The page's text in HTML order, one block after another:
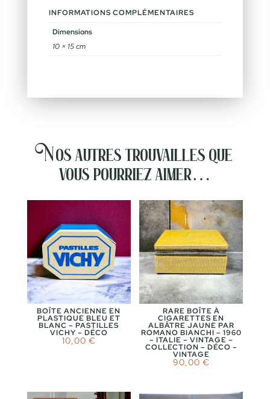
INFORMATIONS COMPLÉMENTAIRES
Dimensions
10 × 15 cm
Nos autres trouvailles que
vous pourriez aimer…
BOÎTE ANCIENNE EN
PLASTIQUE BLEU ET
BLANC – PASTILLES
VICHY – DÉCO
10,00 €
RARE BOÎTE À
CIGARETTES EN
ALBÂTRE JAUNE PAR
ROMANO BIANCHI – 1960
– ITALIE – VINTAGE –
COLLECTION – DÉCO –
VINTAGE
90,00 €